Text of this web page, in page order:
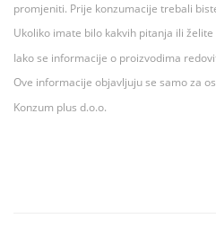
promjeniti. Prije konzumacije trebali
Ukoliko imate bilo kakvih pitanja ili
Iako se informacije o proizvodima
Ove informacije objavljuju se samo za
Konzum plus d.o.o.